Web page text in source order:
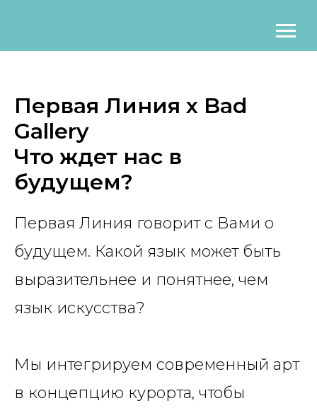
Первая Линия х Bad
Gallery
Что ждет нас в
будущем?
Первая Линия говорит с Вами о
будущем. Какой язык может быть
выразительнее и понятнее, чем
язык искусства?
Мы интегрируем современный арт
в концепцию курорта, чтобы